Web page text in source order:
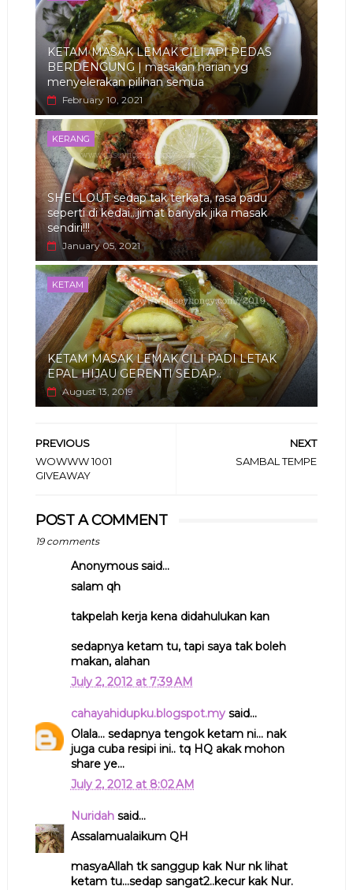
KETAM MASAK LEMAK CILI API PEDAS
BERDENGUNG | masakan harian yg
menyelerakan pilihan semua
February 10, 2021
KERANG
SHELLOUT sedap tak terkata, rasa padu
seperti di kedai...jimat banyak jika masak
sendiri!!!
January 05, 2021
KETAM
KETAM MASAK LEMAK CILI PADI LETAK
EPAL HIJAU GERENTI SEDAP..
August 13, 2019
NEXT
SAMBAL TEMPE
PREVIOUS
WOWWW 1001
GIVEAWAY
POST A COMMENT
19 comments
Anonymous said...
salam qh
takpelah kerja kena didahulukan kan
sedapnya ketam tu, tapi saya tak boleh
makan, alahan
July 2, 2012 at 7:39 AM
cahayahidupku.blogspot.mysaid...
Olala... sedapnya tengok ketam ni... nak
juga cuba resipi ini.. tq HQ akak mohon
share ye...
July 2, 2012 at 8:02 AM
Nuridahsaid...
Assalamualaikum QH
masyaAllah tk sanggup kak Nur nk lihat
ketam tu...sedap sangat2..kecur kak Nur.